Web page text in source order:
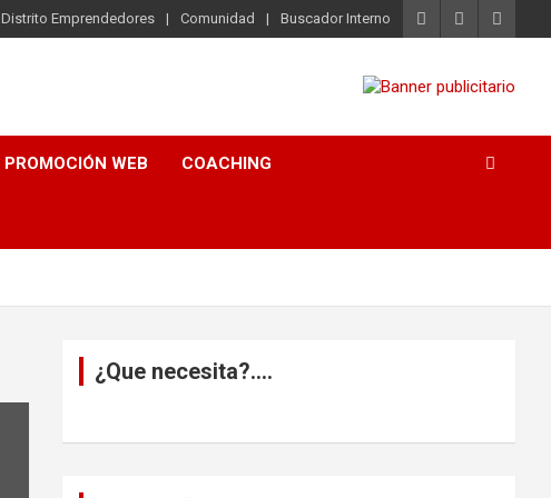
Distrito Emprendedores Comunidad Buscador Interno
PROMOCIÓN WEB COACHING
¿Que necesita?….